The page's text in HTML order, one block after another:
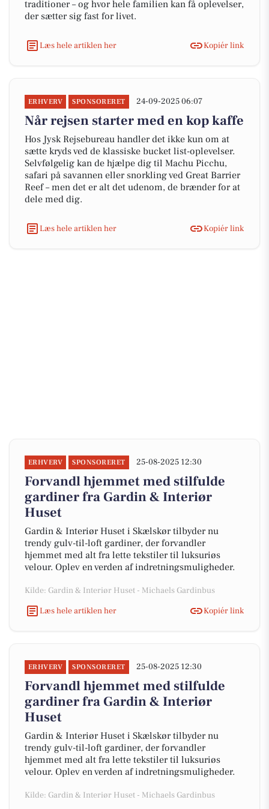
traditioner – og hvor hele familien kan få oplevelser,
der sætter sig fast for livet.
Læs hele artiklen her Kopiér link
ERHVERV SPONSORERET 24-09-2025 06:07
Når rejsen starter med en kop kaffe
Hos Jysk Rejsebureau handler det ikke kun om at
sætte kryds ved de klassiske bucket list-oplevelser.
Selvfølgelig kan de hjælpe dig til Machu Picchu,
safari på savannen eller snorkling ved Great Barrier
Reef – men det er alt det udenom, de brænder for at
dele med dig.
Læs hele artiklen her Kopiér link
ERHVERV SPONSORERET 25-08-2025 12:30
Forvandl hjemmet med stilfulde
gardiner fra Gardin & Interiør
Huset
Gardin & Interiør Huset i Skælskør tilbyder nu
trendy gulv-til-loft gardiner, der forvandler
hjemmet med alt fra lette tekstiler til luksuriøs
velour. Oplev en verden af indretningsmuligheder.
Kilde: Gardin & Interiør Huset - Michaels Gardinbus
Læs hele artiklen her
Kopiér link
ERHVERV SPONSORERET 25-08-2025 12:30
Forvandl hjemmet med stilfulde
gardiner fra Gardin & Interiør
Huset
Gardin & Interiør Huset i Skælskør tilbyder nu
trendy gulv-til-loft gardiner, der forvandler
hjemmet med alt fra lette tekstiler til luksuriøs
velour. Oplev en verden af indretningsmuligheder.
Kilde: Gardin & Interiør Huset - Michaels Gardinbus